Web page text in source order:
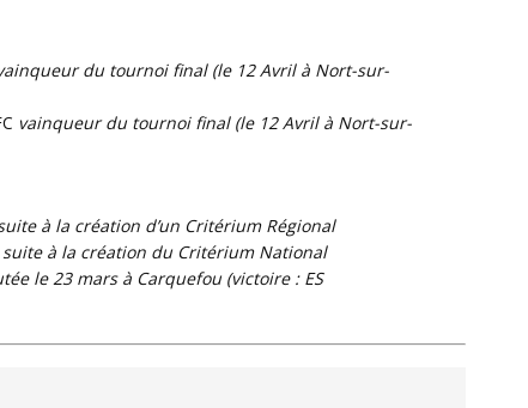
du tournoi final (le 12 Avril à Nort-sur-
vainqueur du tournoi final (le 12 Avril à Nort-sur-
à la création d’un Critérium Régional
à la création du Critérium National
le 23 mars à Carquefou (victoire : ES